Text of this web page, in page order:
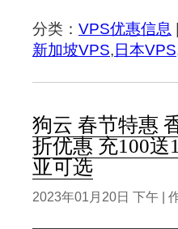
分类： VPS优惠信息
新加坡VPS, 日本VPS
狗云 春节特惠
折优惠 充100
亚可选
2023年01月20日 下午 |